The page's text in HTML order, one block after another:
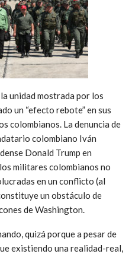
unidad mostrada por los
un “efecto rebote” en sus
colombianos. La denuncia de
colombiano Iván
Donald Trump en
militares colombianos no
en un conflicto (al
un obstáculo de
de Washington.
quizá porque a pesar de
existiendo una realidad-real,